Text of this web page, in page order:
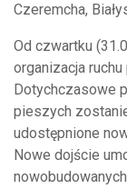
Czeremcha,
Od czwartku
organizacja
Dotychczasowe
pieszych
udostępnione
Nowe dojście